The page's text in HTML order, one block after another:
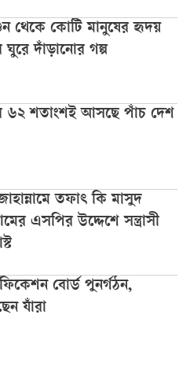
থেকে কোটি মানুষের হৃদয়
দাঁড়ানোর গল্প
৬২ শতাংশই আসছে পাঁচ দেশ
তফাৎ কি মাসুদ
এসপির উদ্দেশে সন্ত্রাসী
বোর্ড পুনর্গঠন,
যাঁরা